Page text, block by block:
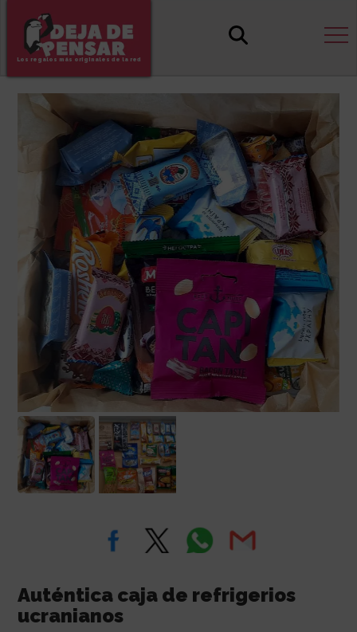
Los regalos más originales de la red
Auténtica caja de refrigerios
ucranianos